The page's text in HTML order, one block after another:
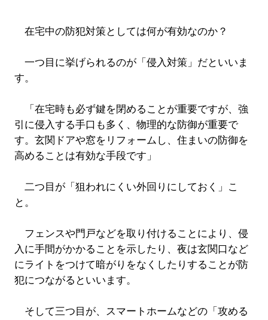
在宅中の防犯対策としては何が有効なのか？
一つ目に挙げられるのが「侵入対策」だといいま
す。
「在宅時も必ず鍵を閉めることが重要ですが、強
引に侵入する手口も多く、物理的な防御が重要で
す。玄関ドアや窓をリフォームし、住まいの防御を
高めることは有効な手段です」
二つ目が「狙われにくい外回りにしておく」こ
と。
フェンスや門戸などを取り付けることにより、侵
入に手間がかかることを示したり、夜は玄関口など
にライトをつけて暗がりをなくしたりすることが防
犯につながるといいます。
そして三つ目が、スマートホームなどの「攻める